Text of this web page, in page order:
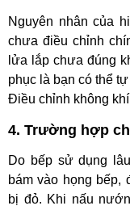
Nguyên nhân của
chưa điều chỉnh
lửa lắp chưa đúng
phục là bạn có thể
Điều chỉnh không
4. Trường hợp
Do bếp sử dụng
bám vào họng bếp,
bị đỏ. Khi nấu